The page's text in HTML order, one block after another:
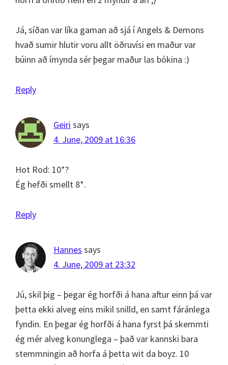
Já, síðan var líka gaman að sjá í Angels & Demons
hvað sumir hlutir voru allt öðruvísi en maður var
búinn að ímynda sér þegar maður las bókina :)
Reply
Geiri says
4. June, 2009 at 16:36
Hot Rod: 10*?
Ég hefði smellt 8*.
Reply
Hannes says
4. June, 2009 at 23:32
Jú, skil þig – þegar ég horfði á hana aftur einn þá var
þetta ekki alveg eins mikil snilld, en samt fáránlega
fyndin. En þegar ég horfði á hana fyrst þá skemmti
ég mér alveg konunglega – það var kannski bara
stemmningin að horfa á þetta wit da boyz. 10